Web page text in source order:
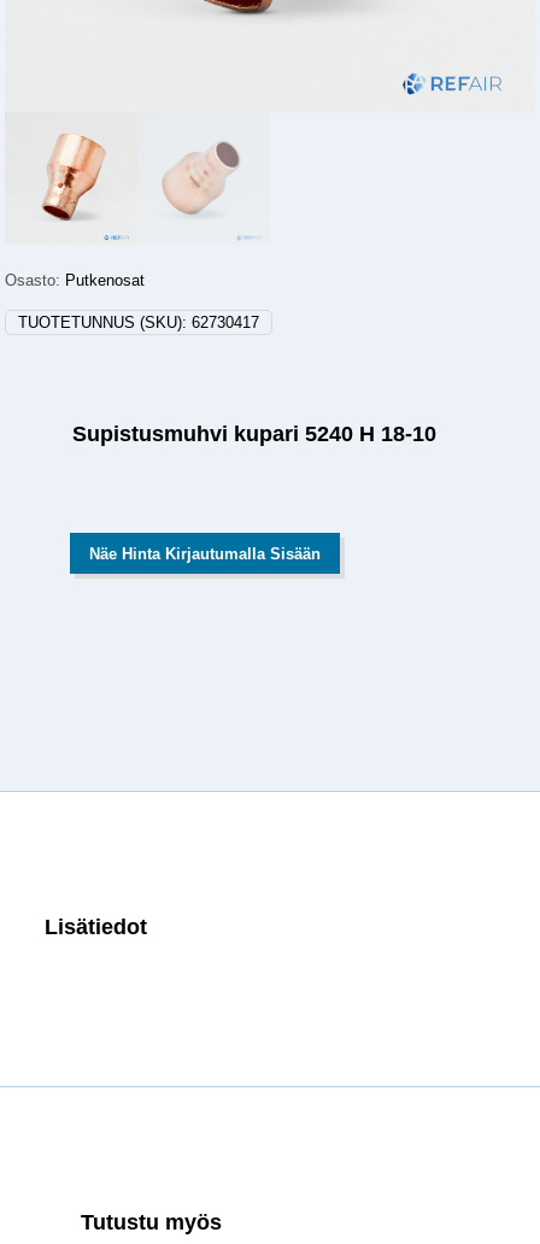
Osasto: Putkenosat
TUOTETUNNUS (SKU):62730417
Supistusmuhvi kupari 5240 H 18-10
Näe Hinta Kirjautumalla Sisään
Lisätiedot
Tutustu myös